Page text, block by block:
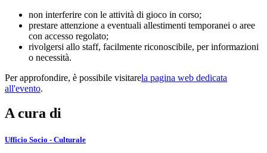
non interferire con le attività di gioco in corso;
prestare attenzione a eventuali allestimenti temporanei o aree
con accesso regolato;
rivolgersi allo staff, facilmente riconoscibile, per informazioni
o necessità.
Per approfondire, è possibile visitarela pagina web dedicata
all'evento.
A cura di
Ufficio Socio - Culturale